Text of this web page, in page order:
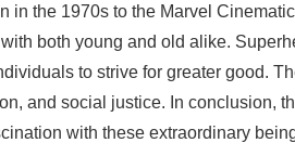
the 1970s to the Marvel
both young and old alike.
to strive for greater good.
and social justice. In conclusion,
with these extraordinary